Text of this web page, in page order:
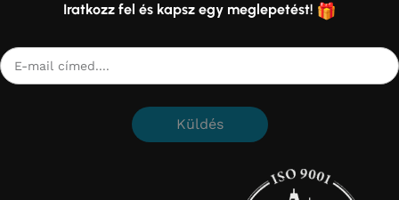
Iratkozz fel és kapsz egy meglepetést!
Küldés